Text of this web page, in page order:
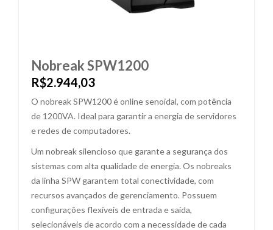
Nobreak SPW1200
R$2.944,03
O nobreak SPW1200 é online senoidal, com potência
de 1200VA. Ideal para garantir a energia de servidores
e redes de computadores.
Um nobreak silencioso que garante a segurança dos
sistemas com alta qualidade de energia. Os nobreaks
da linha SPW garantem total conectividade, com
recursos avançados de gerenciamento. Possuem
configurações flexíveis de entrada e saída,
selecionáveis de acordo com a necessidade de cada